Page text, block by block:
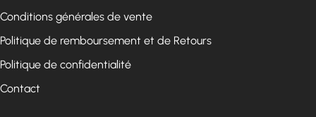
Conditions générales de vente
Politique de remboursement et de Retours
Politique de confidentialité
Contact